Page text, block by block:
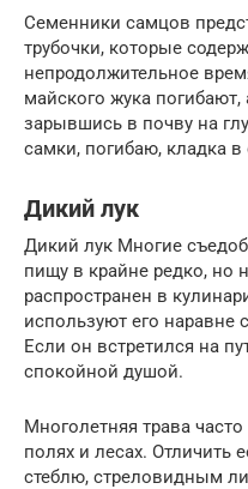
Семенники самцов
трубочки, которые
непродолжительное
майского жука
зарывшись в почву на
самки, погибаю, кладка
Дикий лук
Дикий лук Многие
пищу в крайне редко, но
распространен в
используют его
Если он встретился на
спокойной душой.
Многолетняя трава
полях и лесах.
стеблю, стреловидным